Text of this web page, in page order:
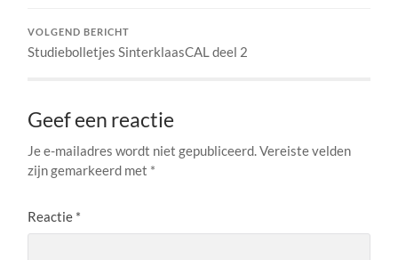
VOLGEND BERICHT
Studiebolletjes SinterklaasCAL deel 2
Geef een reactie
Je e-mailadres wordt niet gepubliceerd.Vereiste velden
zijn gemarkeerd met *
Reactie *